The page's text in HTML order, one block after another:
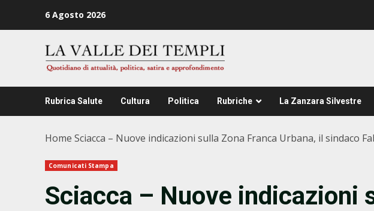
6 Agosto 2026
Rubrica Salute Cultura Politica Rubriche La Zanzara Silvestre
Home Sciacca – Nuove indicazioni sulla Zona Franca Urbana, il sindaco
Comunicati Stampa
Sciacca – Nuove indicazioni